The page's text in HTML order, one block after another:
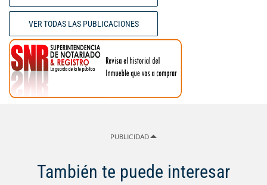
VER TODAS LAS PUBLICACIONES
PUBLICIDAD
También te puede interesar